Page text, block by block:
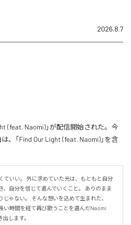
2026.8.7
(feat. Naomi)」が配信開始された。今
、「Find Our Light (feat. Naomi)」を含
ていい。 外に求めていた光は、もともと自分
、自分を信じて進んでいくこと。 ありのまま
じゃない。 そんな想いを込めて生まれた、
い時間を経て再び歌うことを選んだNaomi
します。